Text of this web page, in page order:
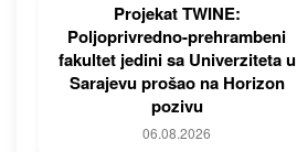
Projekat TWINE:
Poljoprivredno-prehrambeni
fakultet jedini sa Univerziteta u
Sarajevu prošao na Horizon
pozivu
06.08.2026